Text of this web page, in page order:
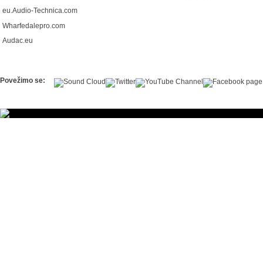
eu.Audio-Technica.com
Wharfedalepro.com
Audac.eu
Povežimo se: